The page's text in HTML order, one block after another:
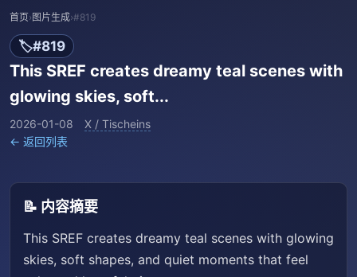
首页› 图片生成›#819
🏷️#819
This SREF creates dreamy teal scenes with
glowing skies, soft...
2026-01-08 X / Tischeins
← 返回列表
📝 内容摘要
This SREF creates dreamy teal scenes with glowing
skies, soft shapes, and quiet moments that feel